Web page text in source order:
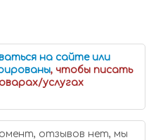
на сайте или
, чтобы писать
услугах
отзывов нет, мы